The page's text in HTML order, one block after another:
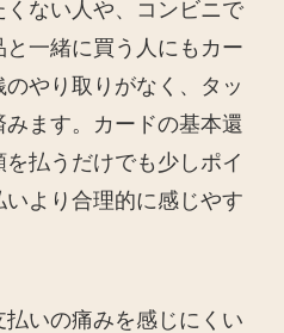
ない人や、コンビニで
一緒に買う人にもカー
のやり取りがなく、タッ
ます。カードの基本還
払うだけでも少しポイ
より合理的に感じやす
いの痛みを感じにくい